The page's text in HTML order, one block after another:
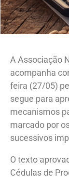
A Associação
acompanha
feira (27/05)
segue para
mecanismos
marcado por
sucessivos
O texto
Cédulas de